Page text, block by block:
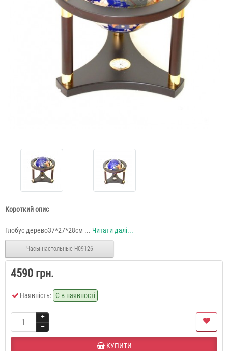
Короткий опис
Глобус дерево37*27*28см ... Читати далі...
Часы настольные H09126
4590 грн.
Наявність: Є в наявності
КУПИТИ